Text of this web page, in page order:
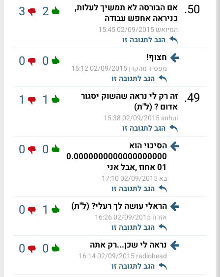
50
. אם הבורסה לא תמשיך לעלות,
כניראה אחפש עבודה
המיואש02/09/2015 15:45
הגב לתגובה זו
2
3
חצוף!
מפסיד מהקרן02/09/2015 16:12
הגב לתגובה זו
0
0
49
. זה רק לי נראה שהשוק יסגור
אדום ? (ל"ת)
snhui
02/09/2015 15:38
הגב לתגובה זו
1
1
הסיכוי הוא
0.0000000000000000000
01 אחוז ,אבל אני
בא02/09/2015 17:10
הגב לתגובה זו
0
0
הראלי עושה לך רעלי? (ל"ת)
אזרח02/09/2015 16:26
הגב לתגובה זו
1
0
נראה לי שכן...רק אתה
radiohead
02/09/2015 16:14
הגב לתגובה זו
0
0